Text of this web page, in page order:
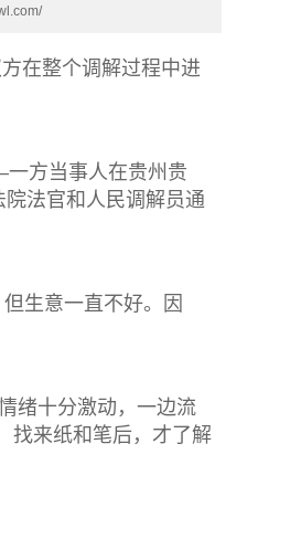
在整个调解过程中进
方当事人在贵州贵
法官和人民调解员通
生意一直不好。因
绪十分激动，一边流
找来纸和笔后，才了解